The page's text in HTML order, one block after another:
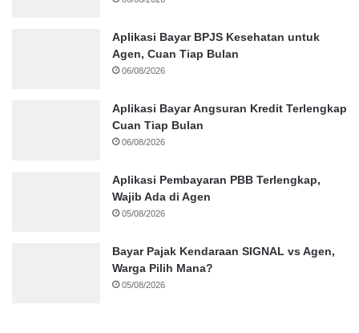
Aplikasi Bayar BPJS Kesehatan untuk
Agen, Cuan Tiap Bulan
06/08/2026
Aplikasi Bayar Angsuran Kredit Terlengkap
Cuan Tiap Bulan
06/08/2026
Aplikasi Pembayaran PBB Terlengkap,
Wajib Ada di Agen
05/08/2026
Bayar Pajak Kendaraan SIGNAL vs Agen,
Warga Pilih Mana?
05/08/2026